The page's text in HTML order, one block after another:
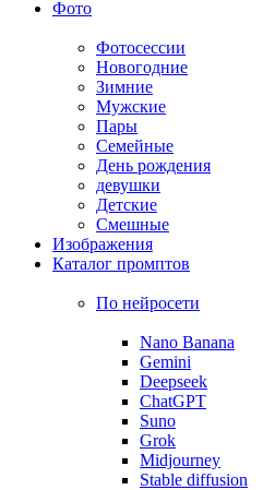
Фото
Фотосессии
Новогодние
Зимние
Мужские
Пары
Семейные
День рождения
девушки
Детские
Смешные
Изображения
Каталог промптов
По нейросети
Nano Banana
Gemini
Deepseek
ChatGPT
Suno
Grok
Midjourney
Stable diffusion